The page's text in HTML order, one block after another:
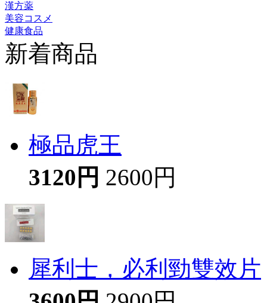
漢方薬
美容コスメ
健康食品
新着商品
極品虎王
3120円 2600円
犀利士，必利勁雙效片